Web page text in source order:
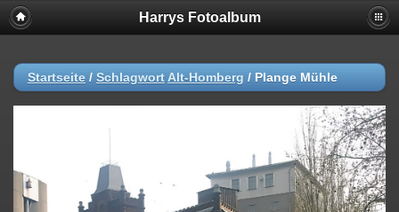
Harrys Fotoalbum
Startseite / Schlagwort Alt-Homberg / Plange Mühle